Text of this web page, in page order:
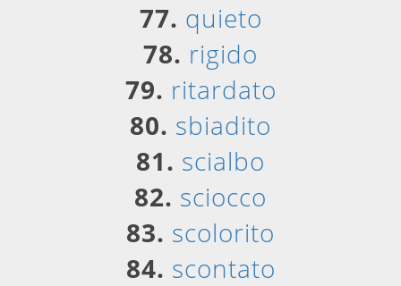
77. quieto
78. rigido
79. ritardato
80. sbiadito
81. scialbo
82. sciocco
83. scolorito
84. scontato